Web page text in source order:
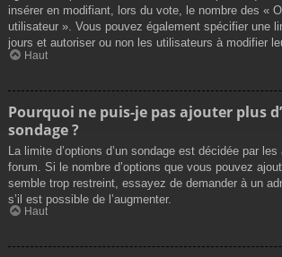
insérer en modifiant, lors du vote, le nombre des «
utilisateur ». Vous pouvez également spécifier une
jours et autoriser ou non les utilisateurs à modifier
Haut
Pourquoi ne puis-je pas ajouter plus
sondage ?
La limite d’options d’un sondage est décidée par
forum. Si le nombre d’options que vous pouvez
semble trop restreint, essayez de demander à un
s’il est possible de l’augmenter.
Haut